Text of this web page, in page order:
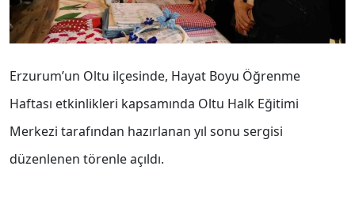
Erzurum’un Oltu ilçesinde, Hayat Boyu Öğrenme
Haftası etkinlikleri kapsamında Oltu Halk Eğitimi
Merkezi tarafından hazırlanan yıl sonu sergisi
düzenlenen törenle açıldı.